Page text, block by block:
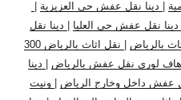
| دينا نقل عفش حي العزيزية |
دينا نقل عفش حي العليا | دينا نقل
بالرياض |
نقل اثاث بالرياض 300
هاف لوري نقل عفش بالرياض | دينا
عفش داخل وخارج الرياض | ونيت